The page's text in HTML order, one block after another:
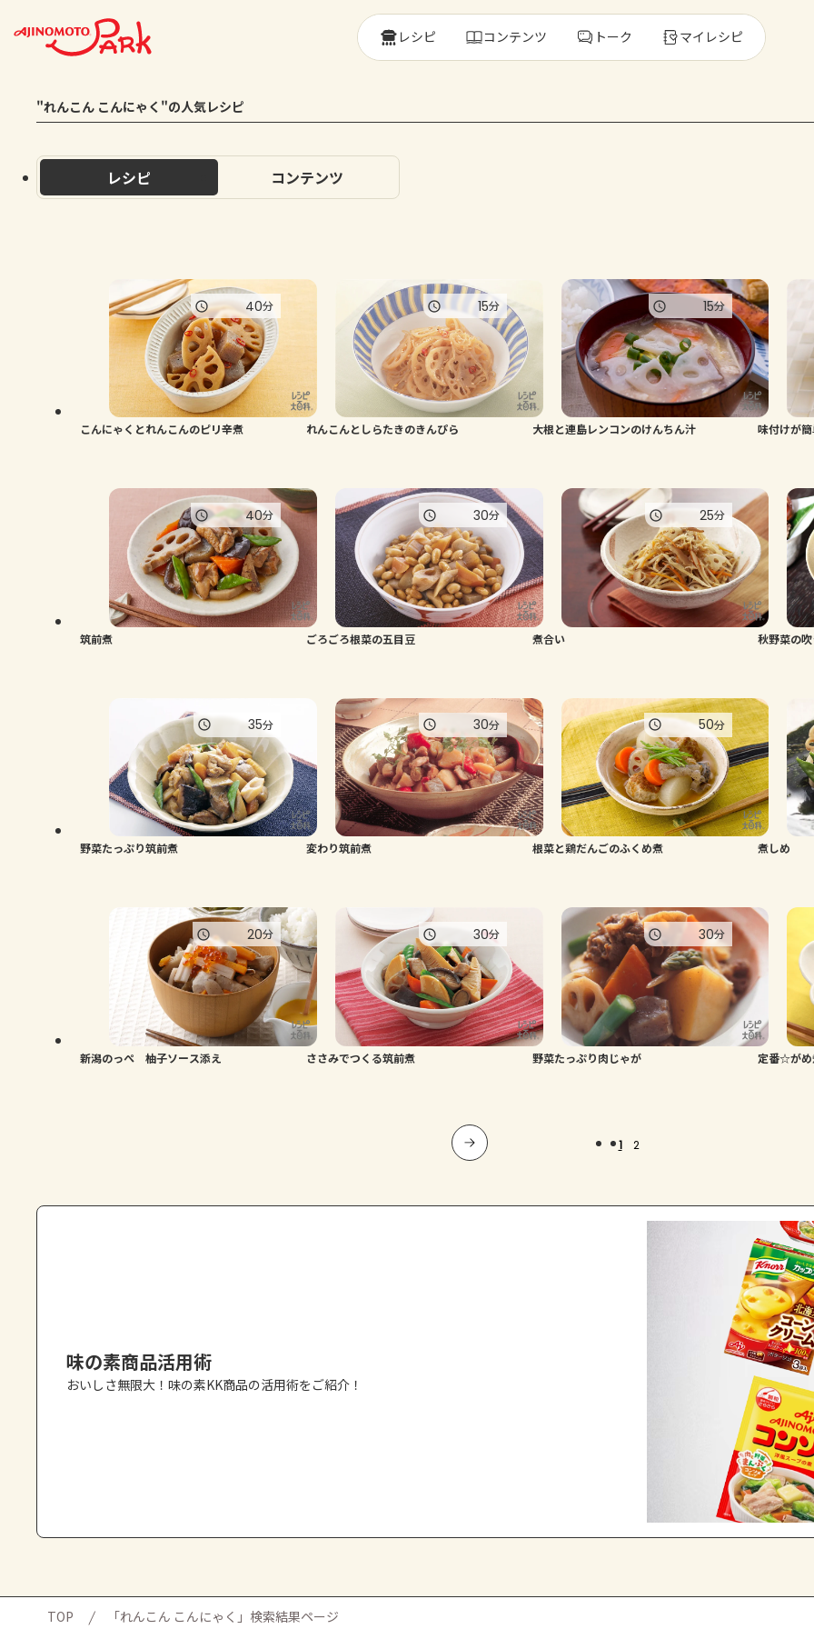
レシピ コンテンツ トーク マイレシピ
"れんこん こんにゃく"の人気レシピ
レシピ コンテンツ
こんにゃくとれんこんのピリ辛煮
40分
れんこんとしらたきのきんぴら
15分
大根と連島レンコンのけんちん汁
15分
味付けが
筑前煮
40分
ごろごろ根菜の五目豆
30分
煮合い
25分
秋野菜の
野菜たっぷり筑前煮
35分
変わり筑前煮
30分
根菜と鶏だんごのふくめ煮
50分
煮しめ
新潟のっぺ 柚子ソース添え
20分
ささみでつくる筑前煮
30分
野菜たっぷり肉じゃが
30分
定番☆が
1 2
味の素商品活用術
おいしさ無限大！味の素KK商品の活用術をご紹介！
TOP 「れんこん こんにゃく」検索結果ページ